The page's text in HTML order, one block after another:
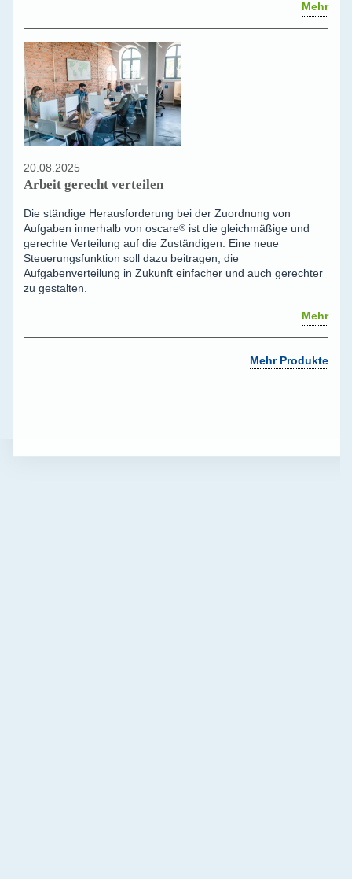
Mehr
20.08.2025
Arbeit gerecht verteilen
Die ständige Herausforderung bei der Zuordnung von
Aufgaben innerhalb von oscare® ist die gleichmäßige und
gerechte Verteilung auf die Zuständigen. Eine neue
Steuerungsfunktion soll dazu beitragen, die
Aufgabenverteilung in Zukunft einfacher und auch gerechter
zu gestalten.
Mehr
Mehr Produkte